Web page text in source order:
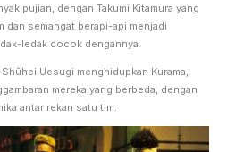
pujian, dengan Takumi Kitamura yang
dan semangat berapi-api menjadi
ledak cocok dengannya.
Uesugi menghidupkan Kurama,
mereka yang berbeda, dengan
antar rekan satu tim.